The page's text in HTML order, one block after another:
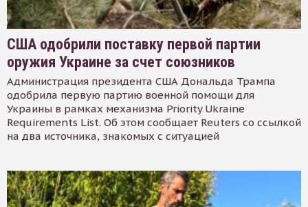
США одобрили поставку первой партии
оружия Украине за счет союзников
Администрация президента США Дональда Трампа
одобрила первую партию военной помощи для
Украины в рамках механизма Priority Ukraine
Requirements List. Об этом сообщает Reuters со ссылкой
на два источника, знакомых с ситуацией